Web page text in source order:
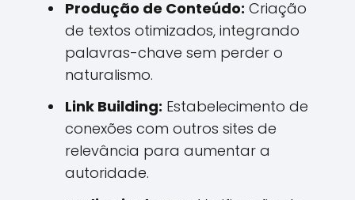
Produção de Conteúdo: Criação
de textos otimizados, integrando
palavras-chave sem perder o
naturalismo.
Link Building: Estabelecimento de
conexões com outros sites de
relevância para aumentar a
autoridade.